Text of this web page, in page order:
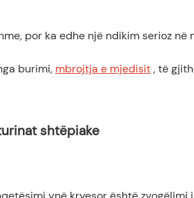
por ka edhe një ndikim serioz në
burimi, mbrojtja e mjedisit, të
shtëpiake